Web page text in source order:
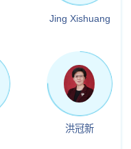
Jing Xishuang
洪冠新